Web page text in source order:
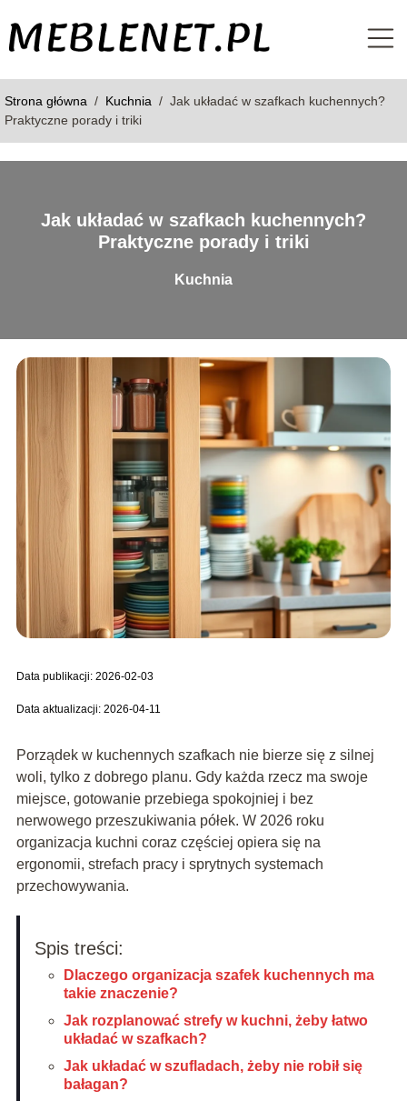
Strona główna / Kuchnia / Jak układać w szafkach kuchennych?
Praktyczne porady i triki
Jak układać w szafkach kuchennych?
Praktyczne porady i triki
Kuchnia
Data publikacji: 2026-02-03
Data aktualizacji: 2026-04-11
Porządek w kuchennych szafkach nie bierze się z silnej
woli, tylko z dobrego planu. Gdy każda rzecz ma swoje
miejsce, gotowanie przebiega spokojniej i bez
nerwowego przeszukiwania półek. W 2026 roku
organizacja kuchni coraz częściej opiera się na
ergonomii, strefach pracy i sprytnych systemach
przechowywania.
Spis treści:
Dlaczego organizacja szafek kuchennych ma
takie znaczenie?
Jak rozplanować strefy w kuchni, żeby łatwo
układać w szafkach?
Jak układać w szufladach, żeby nie robił się
bałagan?